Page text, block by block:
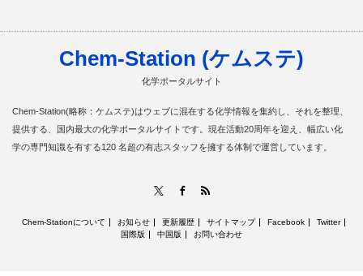
Chem-Station (ケムステ)
化学ポータルサイト
Chem-Station(略称：ケムステ)はウェブに混在する化学情報を集約し、それを整理、
提供する、国内最大の化学ポータルサイトです。現在活動20周年を迎え、幅広い化
学の専門知識を有する120 名超の有志スタッフを擁する体制で運営しています。
Facebook
Chem-Stationについて お知らせ 更新履歴 サイトマップ Facebook
Twitter
国際版
中国版 お問い合わせ